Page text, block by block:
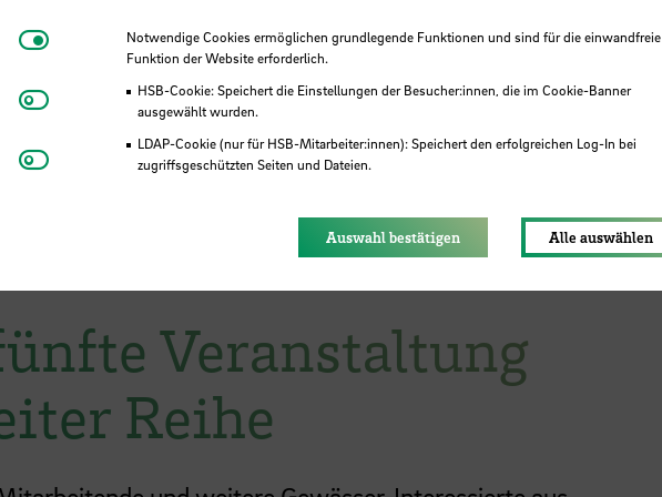
mit Schaubildern, Quiz, Fotos, Audio- und
Anleitungen mit regionsspezifischem Blick zur
Maßnahmen an Baggerseen,
und Fragestellungen
Veranstaltung
Reihe
Notwendige CookiesNotwendige Cookies ermöglichen grundlegende Funktionen und sind für die einwandfreie
Funktion der Website erforderlich.
HSB-Cookie: Speichert die Einstellungen der Besucher:innen, die im Cookie-Banner
ausgewählt wurden.
LDAP-Cookie (nur für HSB-Mitarbeiter:innen): Speichert den erfolgreichen Log-In bei
zugriffsgeschützten Seiten und Dateien.
Matomo
Youtube
Auswahl bestätigen Alle auswählen